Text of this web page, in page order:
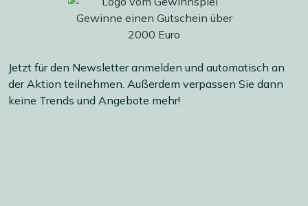
Jetzt für den Newsletter anmelden und automatisch an
der Aktion teilnehmen. Außerdem verpassen Sie dann
keine Trends und Angebote mehr!